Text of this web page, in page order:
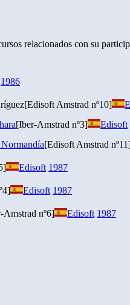
relacionados con su
1986
[Edisoft Amstrad nº10]
[Iber-Amstrad nº3] Edisoft
[Edisoft Amstrad
Edisoft 1987
Edisoft 1987
Amstrad nº6] Edisoft 1987